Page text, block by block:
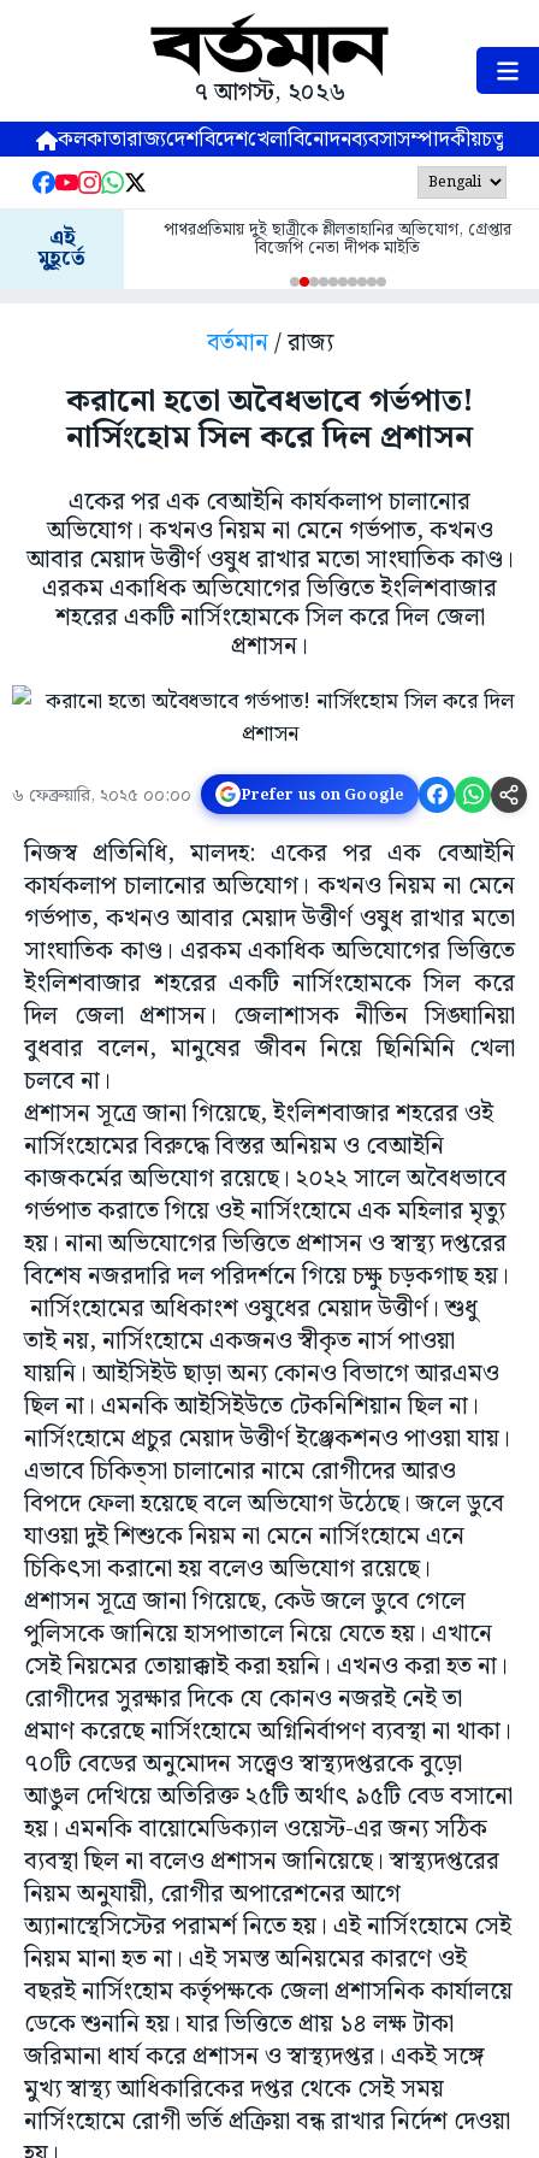
৭ আগস্ট, ২০২৬
কলকাতারাজ্যদেশবিদেশখেলাবিনোদনব্যবসাসম্পাদকীয়
এই
মুহূর্তে
পাথরপ্রতিমায় দুই ছাত্রীকে শ্লীলতাহানির অভিযোগ, গ্রেপ্তার
বিজেপি নেতা দীপক মাইতি
বর্তমান/ রাজ্য
করানো হতো অবৈধভাবে গর্ভপাত!
নার্সিংহোম সিল করে দিল প্রশাসন
একের পর এক বেআইনি কার্যকলাপ চালানোর
অভিযোগ। কখনও নিয়ম না মেনে গর্ভপাত, কখনও
আবার মেয়াদ উত্তীর্ণ ওষুধ রাখার মতো সাংঘাতিক কাণ্ড।
এরকম একাধিক অভিযোগের ভিত্তিতে ইংলিশবাজার
শহরের একটি নার্সিংহোমকে সিল করে দিল জেলা
প্রশাসন।
৬ ফেব্রুয়ারি, ২০২৫ ০০:০০ Prefer us on Google
নিজস্ব প্রতিনিধি, মালদহ: একের পর এক বেআইনি
কার্যকলাপ চালানোর অভিযোগ। কখনও নিয়ম না মেনে
গর্ভপাত, কখনও আবার মেয়াদ উত্তীর্ণ ওষুধ রাখার মতো
সাংঘাতিক কাণ্ড। এরকম একাধিক অভিযোগের ভিত্তিতে
ইংলিশবাজার শহরের একটি নার্সিংহোমকে সিল করে
দিল জেলা প্রশাসন। জেলাশাসক নীতিন সিঙ্ঘানিয়া
বুধবার বলেন, মানুষের জীবন নিয়ে ছিনিমিনি খেলা
চলবে না।
প্রশাসন সূত্রে জানা গিয়েছে, ইংলিশবাজার শহরের ওই
নার্সিংহোমের বিরুদ্ধে বিস্তর অনিয়ম ও বেআইনি
কাজকর্মের অভিযোগ রয়েছে। ২০২২ সালে অবৈধভাবে
গর্ভপাত করাতে গিয়ে ওই নার্সিংহোমে এক মহিলার মৃত্যু
হয়। নানা অভিযোগের ভিত্তিতে প্রশাসন ও স্বাস্থ্য দপ্তরের
বিশেষ নজরদারি দল পরিদর্শনে গিয়ে চক্ষু চড়কগাছ হয়।
নার্সিংহোমের অধিকাংশ ওষুধের মেয়াদ উত্তীর্ণ। শুধু
তাই নয়, নার্সিংহোমে একজনও স্বীকৃত নার্স পাওয়া
যায়নি। আইসিইউ ছাড়া অন্য কোনও বিভাগে আরএমও
ছিল না। এমনকি আইসিইউতে টেকনিশিয়ান ছিল না।
নার্সিংহোমে প্রচুর মেয়াদ উত্তীর্ণ ইঞ্জেকশনও পাওয়া যায়।
এভাবে চিকিত্সা চালানোর নামে রোগীদের আরও
বিপদে ফেলা হয়েছে বলে অভিযোগ উঠেছে। জলে ডুবে
যাওয়া দুই শিশুকে নিয়ম না মেনে নার্সিংহোমে এনে
চিকিৎসা করানো হয় বলেও অভিযোগ রয়েছে।
প্রশাসন সূত্রে জানা গিয়েছে, কেউ জলে ডুবে গেলে
পুলিসকে জানিয়ে হাসপাতালে নিয়ে যেতে হয়। এখানে
সেই নিয়মের তোয়াক্কাই করা হয়নি। এখনও করা হত না।
রোগীদের সুরক্ষার দিকে যে কোনও নজরই নেই তা
প্রমাণ করেছে নার্সিংহোমে অগ্নিনির্বাপণ ব্যবস্থা না থাকা।
৭০টি বেডের অনুমোদন সত্ত্বেও স্বাস্থ্যদপ্তরকে বুড়ো
আঙুল দেখিয়ে অতিরিক্ত ২৫টি অর্থাৎ ৯৫টি বেড বসানো
হয়। এমনকি বায়োমেডিক্যাল ওয়েস্ট-এর জন্য সঠিক
ব্যবস্থা ছিল না বলেও প্রশাসন জানিয়েছে। স্বাস্থ্যদপ্তরের
নিয়ম অনুযায়ী, রোগীর অপারেশনের আগে
অ্যানাস্থেসিস্টের পরামর্শ নিতে হয়। এই নার্সিংহোমে সেই
নিয়ম মানা হত না। এই সমস্ত অনিয়মের কারণে ওই
বছরই নার্সিংহোম কর্তৃপক্ষকে জেলা প্রশাসনিক কার্যালয়ে
ডেকে শুনানি হয়। যার ভিত্তিতে প্রায় ১৪ লক্ষ টাকা
জরিমানা ধার্য করে প্রশাসন ও স্বাস্থ্যদপ্তর। একই সঙ্গে
মুখ্য স্বাস্থ্য আধিকারিকের দপ্তর থেকে সেই সময়
নার্সিংহোমে রোগী ভর্তি প্রক্রিয়া বন্ধ রাখার নির্দেশ দেওয়া